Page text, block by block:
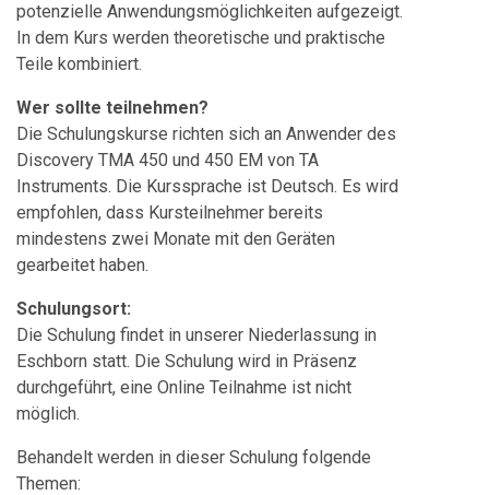
potenzielle Anwendungsmöglichkeiten aufgezeigt.
In dem Kurs werden theoretische und praktische
Teile kombiniert.
Wer sollte teilnehmen?
Die Schulungskurse richten sich an Anwender des
Discovery TMA 450 und 450 EM von TA
Instruments. Die Kurssprache ist Deutsch. Es wird
empfohlen, dass Kursteilnehmer bereits
mindestens zwei Monate mit den Geräten
gearbeitet haben.
Schulungsort:
Die Schulung findet in unserer Niederlassung in
Eschborn statt. Die Schulung wird in Präsenz
durchgeführt, eine Online Teilnahme ist nicht
möglich.
Behandelt werden in dieser Schulung folgende
Themen: